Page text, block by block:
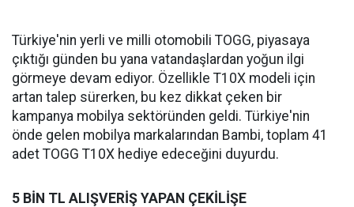
Türkiye'nin yerli ve milli otomobili TOGG, piyasaya
çıktığı günden bu yana vatandaşlardan yoğun ilgi
görmeye devam ediyor. Özellikle T10X modeli için
artan talep sürerken, bu kez dikkat çeken bir
kampanya mobilya sektöründen geldi. Türkiye'nin
önde gelen mobilya markalarından Bambi, toplam 41
adet TOGG T10X hediye edeceğini duyurdu.
5 BİN TL ALIŞVERİŞ YAPAN ÇEKİLİŞE